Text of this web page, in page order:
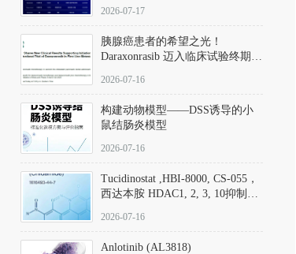
2026-07-17
胰腺癌患者的希望之光！
Daraxonrasib 迈入临床试验终期阶
2026-07-16
构建动物模型——DSS诱导的小
鼠结肠炎模型
2026-07-16
Tucidinostat ,HBI-8000, CS-055，
西达本胺 HDAC1, 2, 3, 10抑制剂
D808567) - DKM活性分子
2026-07-16
Anlotinib (AL3818)